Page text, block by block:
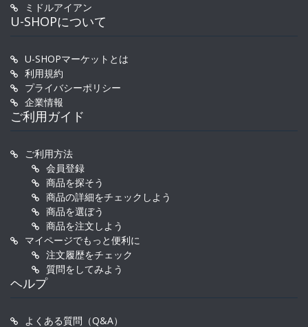
ミドルアイアン
U-SHOPについて
U-SHOPマーケットとは
利用規約
プライバシーポリシー
企業情報
ご利用ガイド
ご利用方法
会員登録
商品を探そう
商品の詳細をチェックしよう
商品を選ぼう
商品を注文しよう
マイページでもっと便利に
注文履歴をチェック
質問をしてみよう
ヘルプ
よくある質問（Q&A）